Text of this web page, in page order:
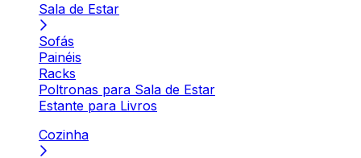
Sala de Estar
Sofás
Painéis
Racks
Poltronas para Sala de Estar
Estante para Livros
Cozinha